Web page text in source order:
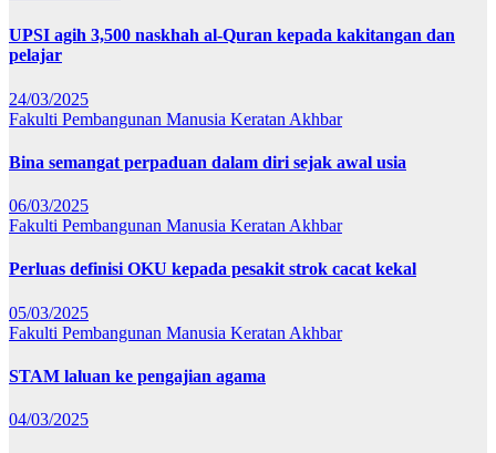
UPSI agih 3,500 naskhah al-Quran kepada kakitangan dan
pelajar
24/03/2025
Fakulti Pembangunan Manusia Keratan Akhbar
Bina semangat perpaduan dalam diri sejak awal usia
06/03/2025
Fakulti Pembangunan Manusia Keratan Akhbar
Perluas definisi OKU kepada pesakit strok cacat kekal
05/03/2025
Fakulti Pembangunan Manusia Keratan Akhbar
STAM laluan ke pengajian agama
04/03/2025